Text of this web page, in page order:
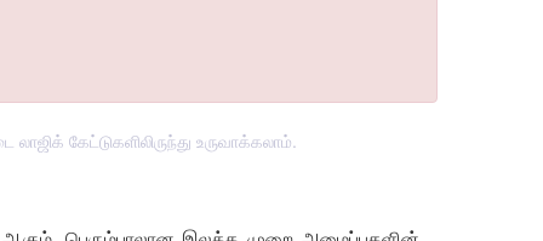
கேட்டுகளிலிருந்து உருவாக்கலாம்.